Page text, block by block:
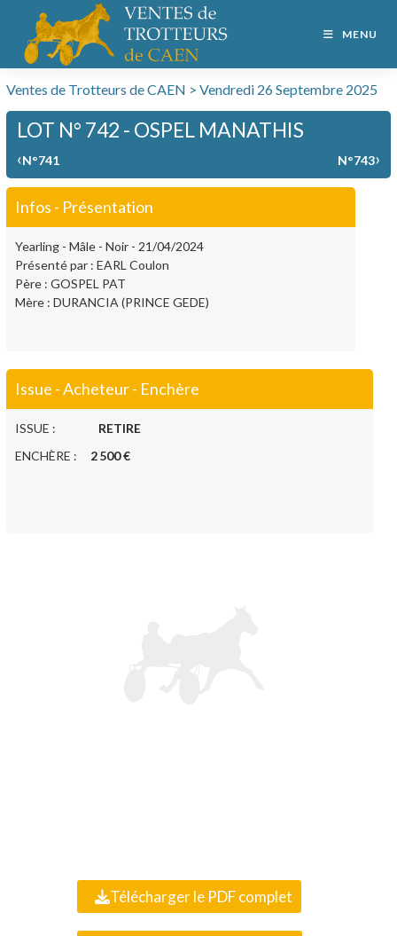
MENU
Ventes de Trotteurs de CAEN > Vendredi 26 Septembre 2025
LOT N° 742 - OSPEL MANATHIS
‹N°741 N°743›
Infos - Présentation
Yearling - Mâle - Noir - 21/04/2024
Présenté par : EARL Coulon
Père : GOSPEL PAT
Mère : DURANCIA (PRINCE GEDE)
Issue - Acheteur - Enchère
ISSUE : RETIRE
ENCHÈRE : 2 500 €
Télécharger le PDF complet